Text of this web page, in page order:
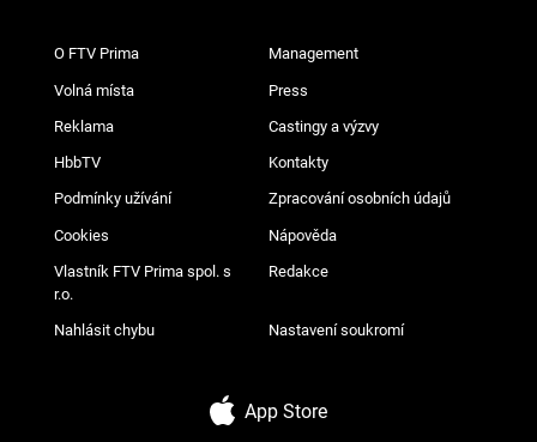
O FTV Prima Management
Volná místa Press
Reklama Castingy a výzvy
HbbTV Kontakty
Podmínky užívání Zpracování osobních údajů
Cookies Nápověda
Vlastník FTV Prima spol. s
r.o.
Redakce
Nahlásit chybu Nastavení soukromí
App Store